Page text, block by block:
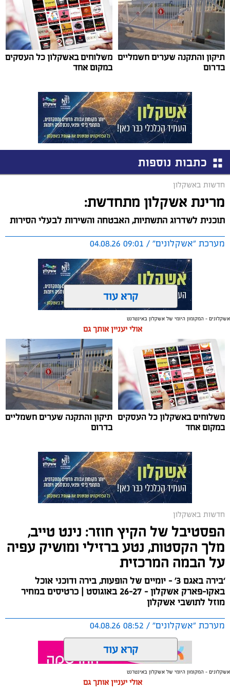
תיקון והתקנה שערים חשמליים
בדרום
משלוחים באשקלון כל העסקים
במקום אחד
כתבות נוספות
חדשות באשקלון
מרינת אשקלון מתחדשת:
תוכנית לשדרוג התשתיות, האבטחה והשירות לבעלי הסירות
מערכת "אשקלונים" / 09:01 04.08.26
תגים:אשקלון, מרינה
החברה הכלכלית הציגה לנציגי בעלי כלי השייט במרינה
תוכנית השקעה מקיפה הכוללת שדרוג התשתיות, חיזוק
מערך האבטחה, הקמת תחנת דלק חדשה ושיפור השירותים.
מנכ"ל החכ"ל: "כל שקל שנגבה מבעלי הסירות חוזר בחזרה
אליהם באמצעות שיפור המרינה והמשך פיתוחה"
נציגי העוגנים במרינת אשקלון נפגשו השבוע עם מנכ"ל
שפריצר, לפגישה שבה הוצגה תוכנית השדרוג המקיפה של
המרינה, הכוללת השקעה בתשתיות, בביטחון, בשירותים
ובפיתוח המקום לטובת ציבור בעלי הסירות.
במהלך הפגישה עודכנו נציגי העוגנים, אולס ירצין ואליסף
סדון, כי לאחר שלוש שנים שבהן דמי העגינה לא עודכנו,
למרות מספר עדכונים שהתקיימו במרינות אחרות, עלייה
בעלויות התפעול ומתוך התחשבות בעוגנים בתקופת
המלחמה ואי הוודאות, בוצעו עדכונים מינוריים בתעריפי
העגינה. עוד הודגש כי גם לאחר העדכון תמשיך מרינת
אשקלון להיות המרינה בעלת דמי העגינה ההוגנים בישראל,
כשההכנסות ישמשו להשקעה חוזרת במרינה, בשיפור
התשתיות ובהרחבת השירותים לרווחת בעלי כלי השייט.
קרא עוד
אשקלונים - המקומון היומי של אשקלון באינטרנט
אולי יעניין אותך גם
משלוחים באשקלון כל העסקים
במקום אחד
תיקון והתקנה שערים חשמליים
בדרום
חדשות באשקלון
הפסטיבל של הקיץ חוזר: נינט טייב,
מלך הקסטות, נטע ברזילי ומושיק עפיה
על הבמה המרכזית
‘בירה באגם 3’ - יומיים של הופעות, בירה ודוכני אוכל
באקו-פארק אשקלון - 26-27 באוגוסט | כרטיסים במחיר
מוזל לתושבי אשקלון
מערכת "אשקלונים" / 08:52 04.08.26
קרא עוד
אשקלונים - המקומון היומי של אשקלון באינטרנט
אולי יעניין אותך גם